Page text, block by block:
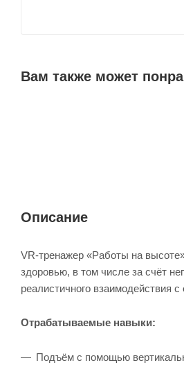
Вам также может
Описание
VR-тренажер «Работы на
здоровью, в том числе за счёт
реалистичного взаимодействия
Отрабатываемые навыки:
Подъём с помощью